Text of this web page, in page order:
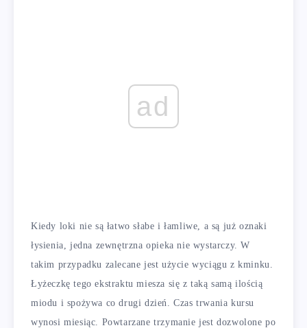
ad
Kiedy loki nie są łatwo słabe i łamliwe, a są już oznaki
łysienia, jedna zewnętrzna opieka nie wystarczy. W
takim przypadku zalecane jest użycie wyciągu z kminku.
Łyżeczkę tego ekstraktu miesza się z taką samą ilością
miodu i spożywa co drugi dzień. Czas trwania kursu
wynosi miesiąc. Powtarzane trzymanie jest dozwolone po